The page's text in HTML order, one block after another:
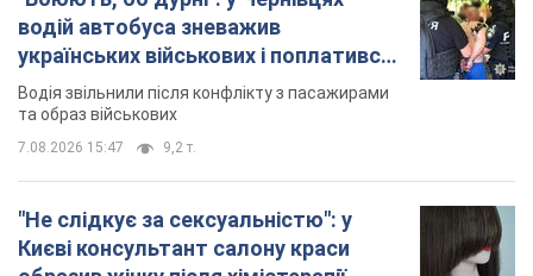
Києві консультант салону краси
образив жінку після хімієтерапії,
розгорівся скандал. Фото
зовнішності жінки, сказавши, що вона носить
"чоловічу стрижку"
7 годин тому 16,6 т.